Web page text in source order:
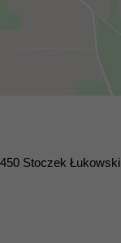
Stoczek Łukowski